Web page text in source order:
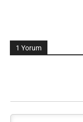
1 Yorum